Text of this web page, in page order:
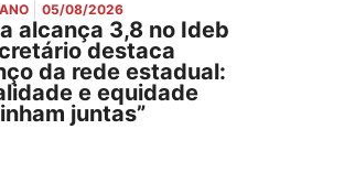
05/08/2026
alcança 3,8 no Ideb
destaca
da rede estadual:
e equidade
juntas”